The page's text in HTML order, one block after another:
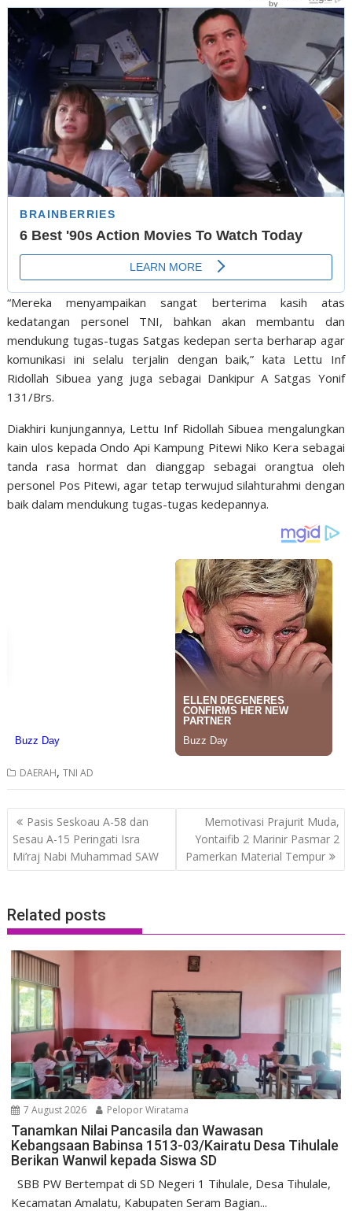
“Mereka menyampaikan sangat berterima kasih atas
kedatangan personel TNI, bahkan akan membantu dan
mendukung tugas-tugas Satgas kedepan serta berharap agar
komunikasi ini selalu terjalin dengan baik,” kata Lettu Inf
Ridollah Sibuea yang juga sebagai Dankipur A Satgas Yonif
131/Brs.
Diakhiri kunjungannya, Lettu Inf Ridollah Sibuea mengalungkan
kain ulos kepada Ondo Api Kampung Pitewi Niko Kera sebagai
tanda rasa hormat dan dianggap sebagai orangtua oleh
personel Pos Pitewi, agar tetap terwujud silahturahmi dengan
baik dalam mendukung tugas-tugas kedepannya.
DAERAH,TNI AD
Post
navigation
Pasis Seskoau A-58 dan
Sesau A-15 Peringati Isra
Mi’raj Nabi Muhammad SAW
Memotivasi Prajurit Muda,
Yontaifib 2 Marinir Pasmar 2
Pamerkan Material Tempur
Related posts
7 August 2026 Pelopor Wiratama
Tanamkan Nilai Pancasila dan Wawasan
Kebangsaan Babinsa 1513-03/Kairatu Desa Tihulale
Berikan Wanwil kepada Siswa SD
SBB PW Bertempat di SD Negeri 1 Tihulale, Desa Tihulale,
Kecamatan Amalatu, Kabupaten Seram Bagian...